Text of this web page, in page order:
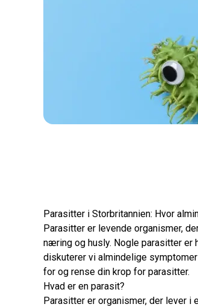
Parasitter i Storbritannien: Hvor
Parasitter er levende organismer,
næring og husly. Nogle parasitter er
diskuterer vi almindelige
for og rense din krop for parasitter.
Hvad er en parasit?
Parasitter er organismer, der lever